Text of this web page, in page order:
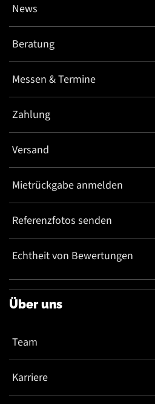
News
Beratung
Messen & Termine
Zahlung
Versand
Mietrückgabe anmelden
Referenzfotos senden
Echtheit von Bewertungen
Über uns
Team
Karriere